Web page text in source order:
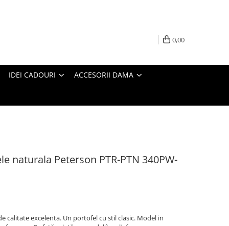
0,00
IDEI CADOURI ACCESORII DAMA
naturala Peterson PTR-PTN 340PW-
calitate excelenta. Un portofel cu stil clasic. Model in